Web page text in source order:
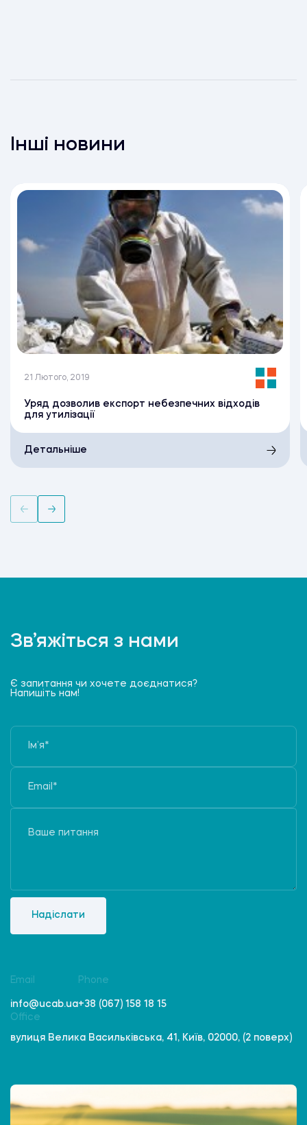
Інші новини
21 Лютого, 2019
Уряд дозволив експорт небезпечних відходів
для утилізації
Детальніше
Зв’яжіться з нами
Є запитання чи хочете доєднатися?
Напишіть нам!
Надіслати
Email
info@ucab.ua
Phone
+38 (067) 158 18 15
Office
вулиця Велика Васильківська, 41, Київ, 02000, (2 поверх)